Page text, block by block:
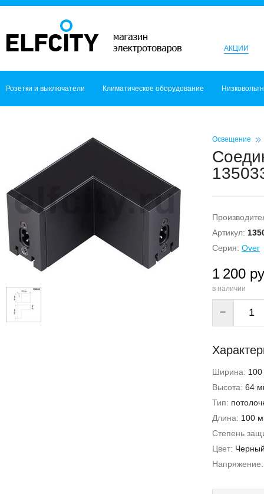
АКЦИИ
Розетки и выключатели Климатическое оборудование
Освещение
Артикул:
Серия: Over
1 200
в наличии
−
Ширина:
Высота: 64
Тип:
Длина: 100
Степень
Цвет: